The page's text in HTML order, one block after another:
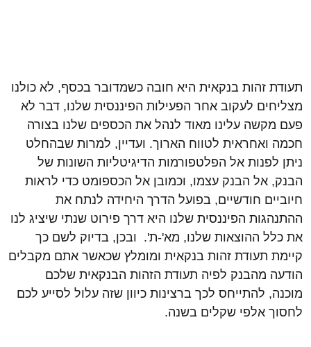
תעודת זהות בנקאית היא חובה כשמדובר בכסף, לא כולנו
מצליחים לעקוב אחר הפעילות הפיננסית שלנו, דבר לא
פעם מקשה עלינו מאוד לנהל את הכספים שלנו בצורה
חכמה ואחראית לטווח הארוך. ועדיין, למרות שבהחלט
ניתן לפנות אל הפלטפורמות הדיגיטליות השונות של
הבנק, אל הבנק עצמו, וכמובן אל הכספומט כדי לראות
חיוביים חודשיים, בפועל הדרך היחידה לנתח את
ההתנהגות הפיננסית שלנו היא דרך פירוט שנתי שיציג לנו
את כלל ההוצאות שלנו, מא'-ת'. ובכן, בדיוק לשם כך
קיימת תעודת זהות בנקאית ומומלץ שכאשר אתם מקבלים
הודעה מהבנק לפיה תעודת הזהות הבנקאית שלכם
מוכנה, להתייחס לכך ברצינות כיוון שזה עלול לסייע לכם
לחסוך אלפי שקלים בשנה.